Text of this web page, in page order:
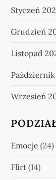
Styczeń
Grudzień
Listopad
Wrzesień
Emocje (24)
Flirt (14)